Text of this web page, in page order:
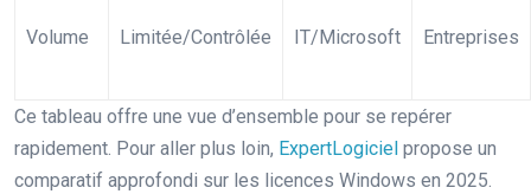
Volume Limitée/Contrôlée IT/Microsoft Entreprises
Ce tableau offre une vue d’ensemble pour se repérer
rapidement. Pour aller plus loin, ExpertLogiciel propose un
comparatif approfondi sur les licences Windows en 2025.